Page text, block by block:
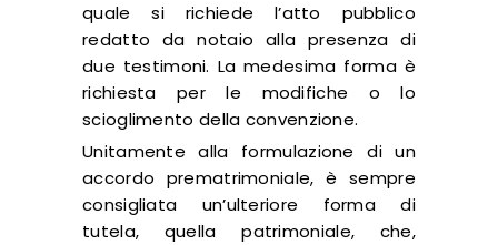
quale si richiede l’atto pubblico
redatto da notaio alla presenza di
due testimoni. La medesima forma è
richiesta per le modifiche o lo
scioglimento della convenzione.
Unitamente alla formulazione di un
accordo prematrimoniale, è sempre
consigliata un’ulteriore forma di
tutela, quella patrimoniale, che,